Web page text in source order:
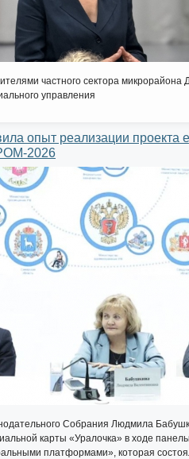
частного сектора микрорайона
управления
опыт реализации проекта
2026
Собрания Людмила
карты «Уралочка» в ходе
платформами», которая